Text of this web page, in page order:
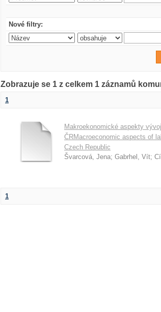
Nové filtry:
Zobrazuje se 1 z celkem 1 záznamů
1
Makroekonomické aspekty
ČRMacroeconomic aspects of
Czech Republic
Švarcová, Jena; Gabrhel, Vít;
1